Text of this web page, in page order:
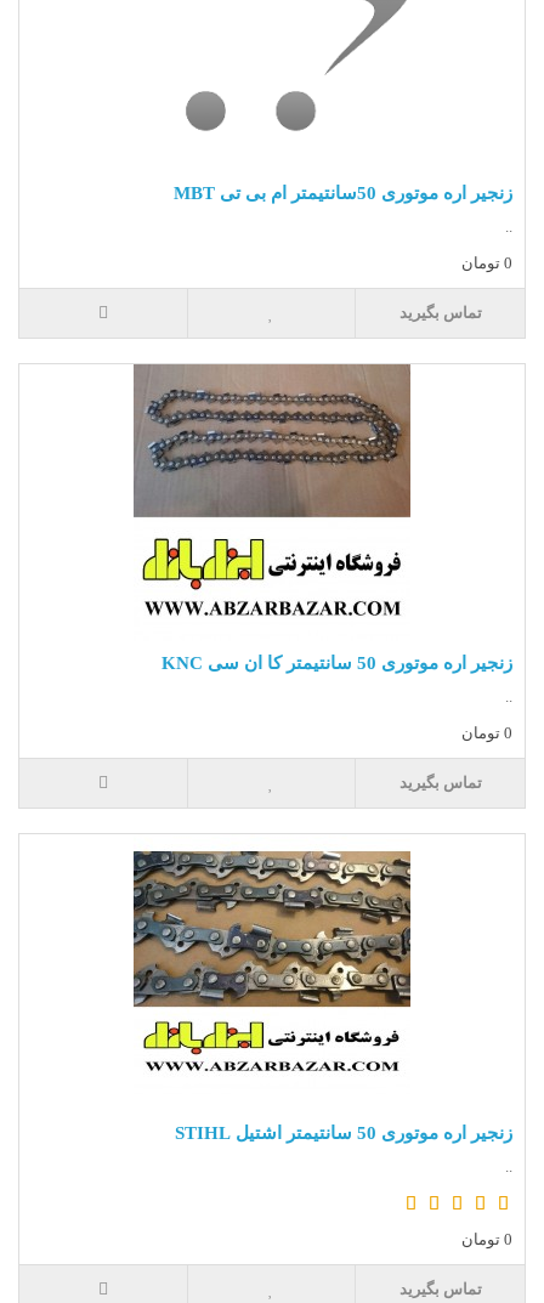
زنجیر اره موتوری 50سانتیمتر ام بی تی MBT
..
0 تومان
تماس بگیرید
زنجیر اره موتوری 50 سانتیمتر کا ان سی KNC
..
0 تومان
تماس بگیرید
زنجیر اره موتوری 50 سانتیمتر اشتیل STIHL
..
0 تومان
تماس بگیرید